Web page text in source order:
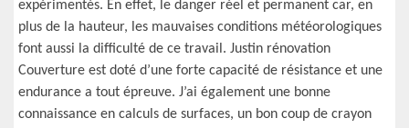
expérimentés. En effet, le danger réel et permanent car, en
plus de la hauteur, les mauvaises conditions météorologiques
font aussi la difficulté de ce travail. Justin rénovation
Couverture est doté d’une forte capacité de résistance et une
endurance a tout épreuve. J’ai également une bonne
connaissance en calculs de surfaces, un bon coup de crayon